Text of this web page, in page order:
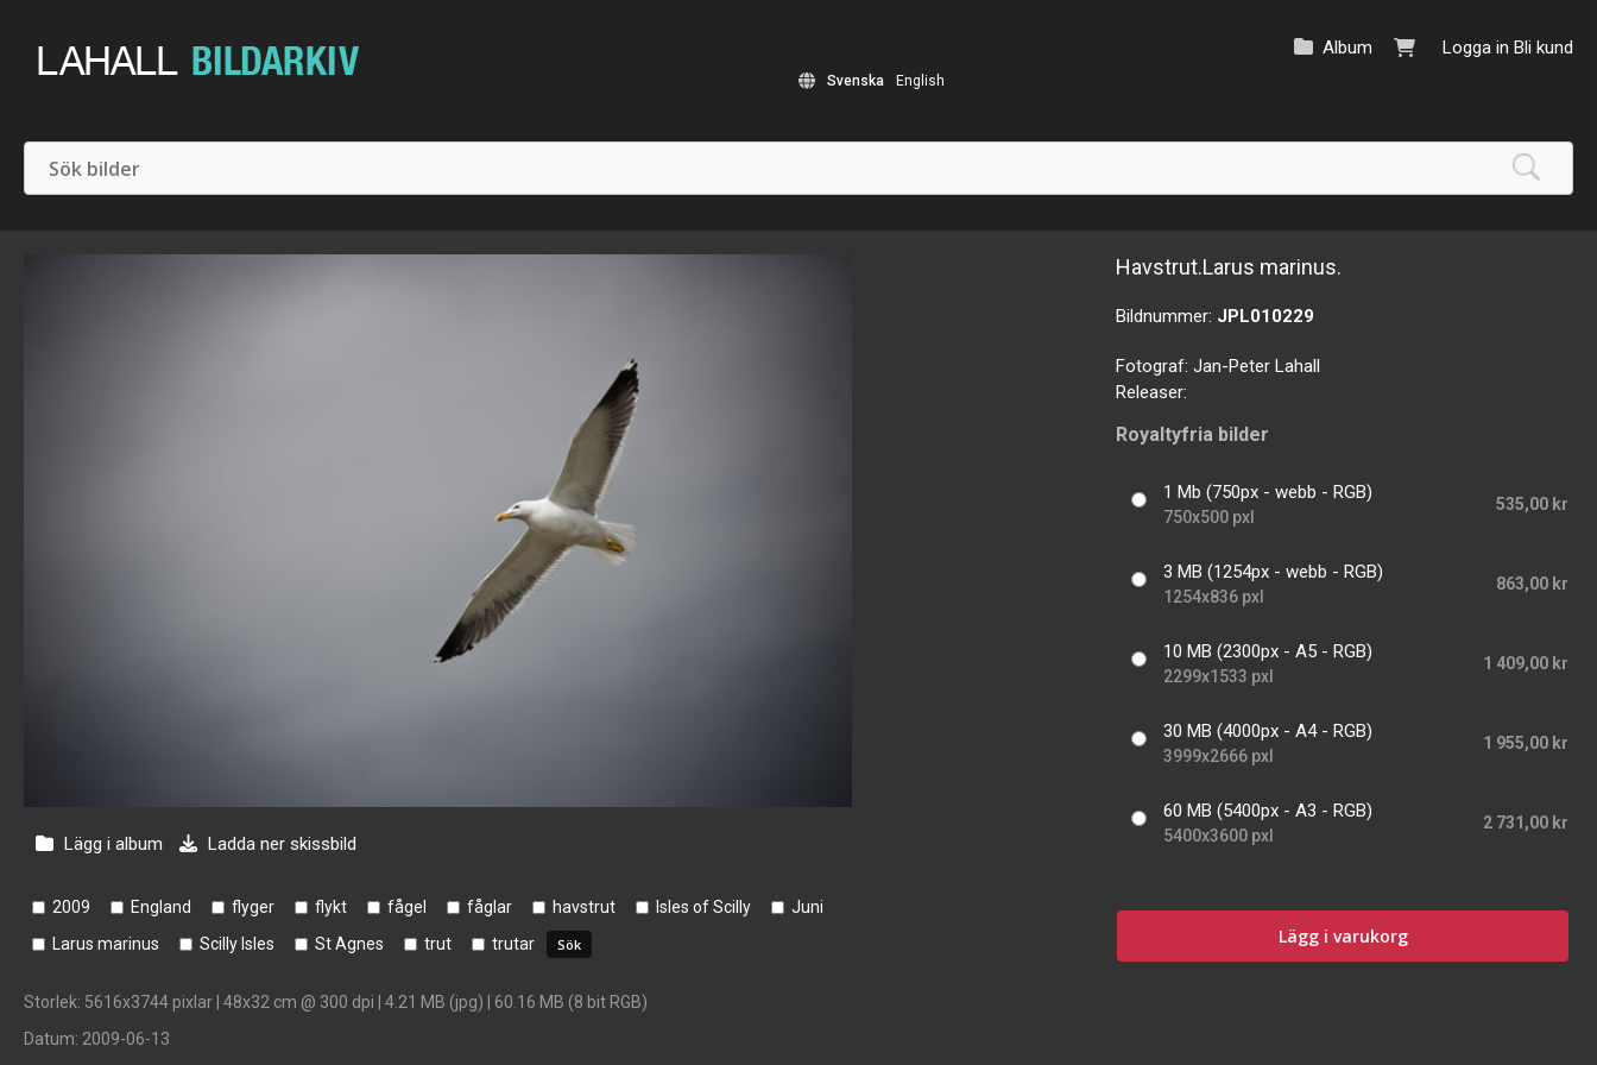
Logga in Bli kund
Album
Svenska English
Lägg i album Ladda ner skissbild
2009 England flyger flykt fågel fåglar havstrut Isles of Scilly
Juni
Larus marinus
Scilly Isles St Agnes trut trutar
Storlek: 5616x3744 pixlar | 48x32 cm @ 300 dpi | 4.21 MB (jpg) | 60.16 MB (8 bit RGB)
Datum: 2009-06-13
Havstrut.Larus marinus.
Bildnummer: JPL010229
Fotograf:Jan-Peter Lahall
Releaser:
Royaltyfria bilder
1 Mb (750px - webb - RGB)
750x500 pxl
535,00 kr
3 MB (1254px - webb - RGB)
1254x836 pxl
863,00 kr
10 MB (2300px - A5 - RGB)
2299x1533 pxl
1 409,00 kr
30 MB (4000px - A4 - RGB)
3999x2666 pxl
1 955,00 kr
60 MB (5400px - A3 - RGB)
5400x3600 pxl
2 731,00 kr
Lägg i varukorg